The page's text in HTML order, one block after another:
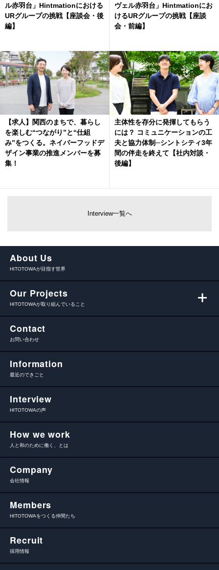
ル赤羽台」Hintmationにおける
URグループの挑戦【座談会・後
編】
ヴェル赤羽台」Hintmationにお
けるURグループの挑戦【座談
会・前編】
【求人】関西のまちで、暮らし
を楽しむ“つながり”と“仕組
み”をつくる。ネイバーフッドデ
ザイン事業の推進メンバーを募
集！
主体性を存分に発揮してもらう
には？ コミュニケーションの工
夫と協力体制─シントシティ3年
間の伴走を終えて【社内対談・
後編】
Interview一覧へ
About Us
HITOTOWAが目指す世界
Our Projects
HITOTOWAが取り組んでいること
Contact
お問い合わせ
Information
最近のできごと
Interview
HITOTOWAの声
How we work
人と和のために働く、とは
Company
会社情報
Members
HITOTOWAをつくる仲間たち
Recruit
採用情報